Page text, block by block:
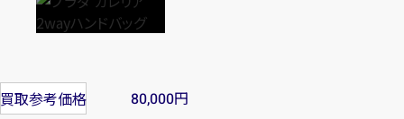
買取参考価格 80,000円